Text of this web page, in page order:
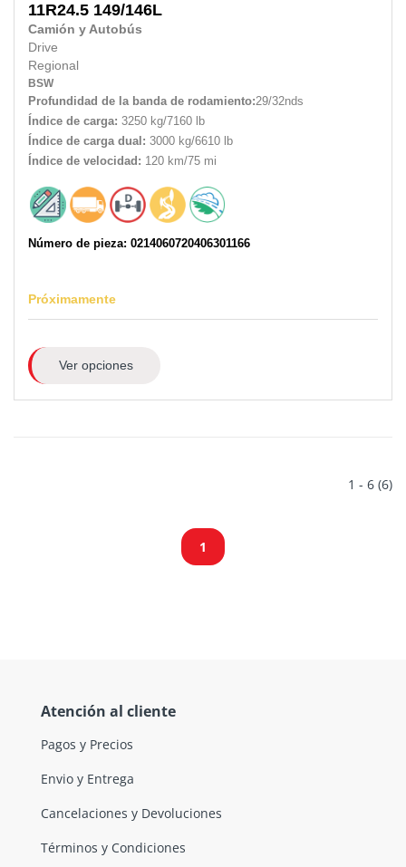
11R24.5 149/146L
Camión y Autobús
Drive
Regional
BSW
Profundidad de la banda de rodamiento:29/32nds
Índice de carga: 3250 kg/7160 lb
Índice de carga dual: 3000 kg/6610 lb
Índice de velocidad: 120 km/75 mi
Número de pieza: 0214060720406301166
Próximamente
Ver opciones
1 - 6 (6)
1
Atención al cliente
Pagos y Precios
Envio y Entrega
Cancelaciones y Devoluciones
Términos y Condiciones